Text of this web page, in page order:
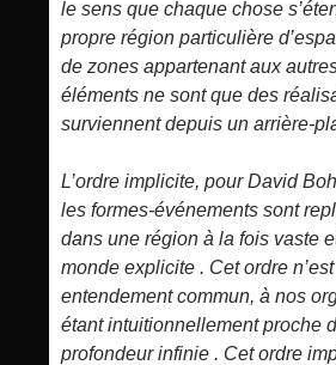
le sens que chaque chose
propre région particulière
de zones appartenant aux
éléments ne sont que des
surviennent depuis un arrière-
L’ordre implicite, pour David
les formes-événements sont
dans une région à la fois vaste
monde explicite . Cet ordre
entendement commun, à nos
étant intuitionnellement proche
profondeur infinie . Cet ordre